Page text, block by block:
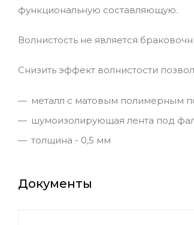
функциональную составляющую.
Волнистость не является
Снизить эффект волнистости
металл с матовым полимерным
шумоизолирующая лента под
толщина - 0,5 мм
Документы